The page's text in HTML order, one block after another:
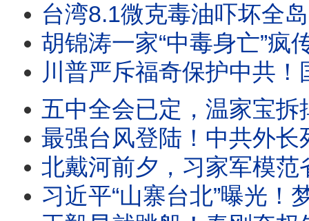
台湾8.1微克毒油吓坏全岛，中共一看：这在中国算优质油！胡
胡锦涛一家“中毒身亡”疯传！五中全会十月召开：习近平在台上被
川普严斥福奇保护中共！国会惊人“百次沉默”，律师被赶出国会，听证会扯出美中“深层政府”与中
五中全会已定，温家宝拆掉李强三张底牌；方星海落马、
最强台风登陆！中共外长死里逃生，牛田洋553名军人和大学生身亡惨剧究竟是台风还是人祸？“
北戴河前夕，习家军模范省失守！习近平心腹中纪委委员突遭罢黜，
习近平“山寨台北”曝光！梦里攻下总统府；美军暗鹰高超音速导弹